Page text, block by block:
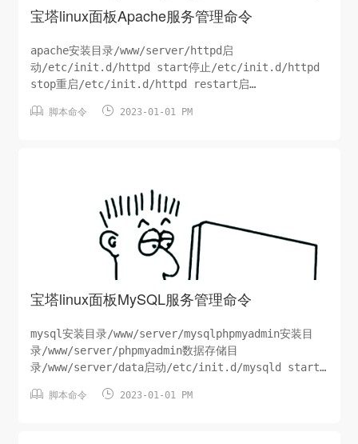
宝塔linux面板Apache服务管理命令
apache安装目录/www/server/httpd启
动/etc/init.d/httpd start停止/etc/init.d/httpd
stop重启/etc/init.d/httpd restart启
件/www/server/apache/conf/httpd.conf
 脚本命令  2023-01-01 PM
宝塔linux面板MySQL服务管理命令
mysql安装目录/www/server/mysqlphpmyadmin安装目
录/www/server/phpmyadmin数据存储目
录/www/server/data启动/etc/init.d/mysqld start
启/etc/init.d/mysqld restart启
 脚本命令  2023-01-01 PM